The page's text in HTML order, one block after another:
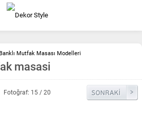
Mutfak Masası Modelleri
masasi
Fotoğraf: 15 / 20